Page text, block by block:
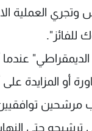
وتجري العملية
للفائز".
أو المزايدة على
مرشحين
حتى